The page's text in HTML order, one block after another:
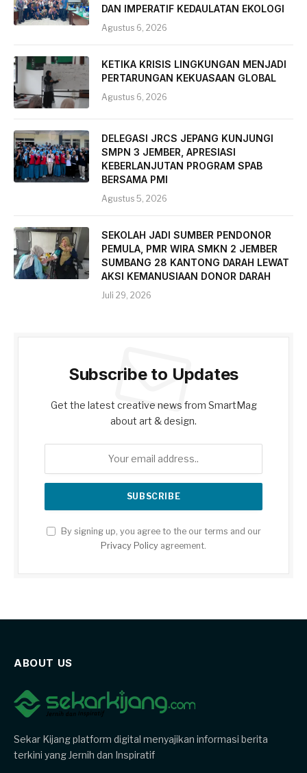
DAN IMPERATIF KEDAULATAN EKOLOGI
Agustus 6, 2026
KETIKA KRISIS LINGKUNGAN MENJADI
PERTARUNGAN KEKUASAAN GLOBAL
Agustus 6, 2026
DELEGASI JRCS JEPANG KUNJUNGI
SMPN 3 JEMBER, APRESIASI
KEBERLANJUTAN PROGRAM SPAB
BERSAMA PMI
Agustus 5, 2026
SEKOLAH JADI SUMBER PENDONOR
PEMULA, PMR WIRA SMKN 2 JEMBER
SUMBANG 28 KANTONG DARAH LEWAT
AKSI KEMANUSIAAN DONOR DARAH
Juli 29, 2026
Subscribe to Updates
Get the latest creative news from SmartMag
about art & design.
By signing up, you agree to the our terms and our
Privacy Policy agreement.
ABOUT US
Sekar Kijang platform digital menyajikan informasi berita
terkini yang Jernih dan Inspiratif